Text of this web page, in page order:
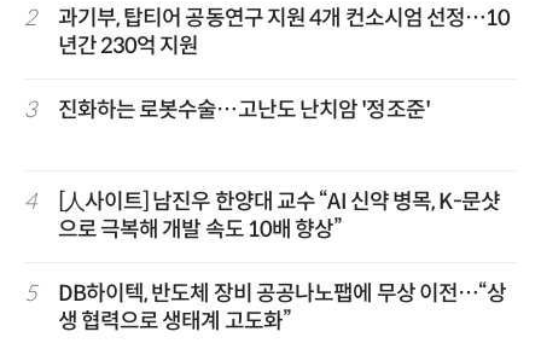
2
과기부, 탑티어 공동연구 지원 4개 컨소시엄 선정…10
년간 230억 지원
3 진화하는 로봇수술…고난도 난치암 '정조준'
4
[人사이트] 남진우 한양대 교수 “AI 신약 병목, K-문샷
으로 극복해 개발 속도 10배 향상”
5
DB하이텍, 반도체 장비 공공나노팹에 무상 이전…“상
생 협력으로 생태계 고도화”